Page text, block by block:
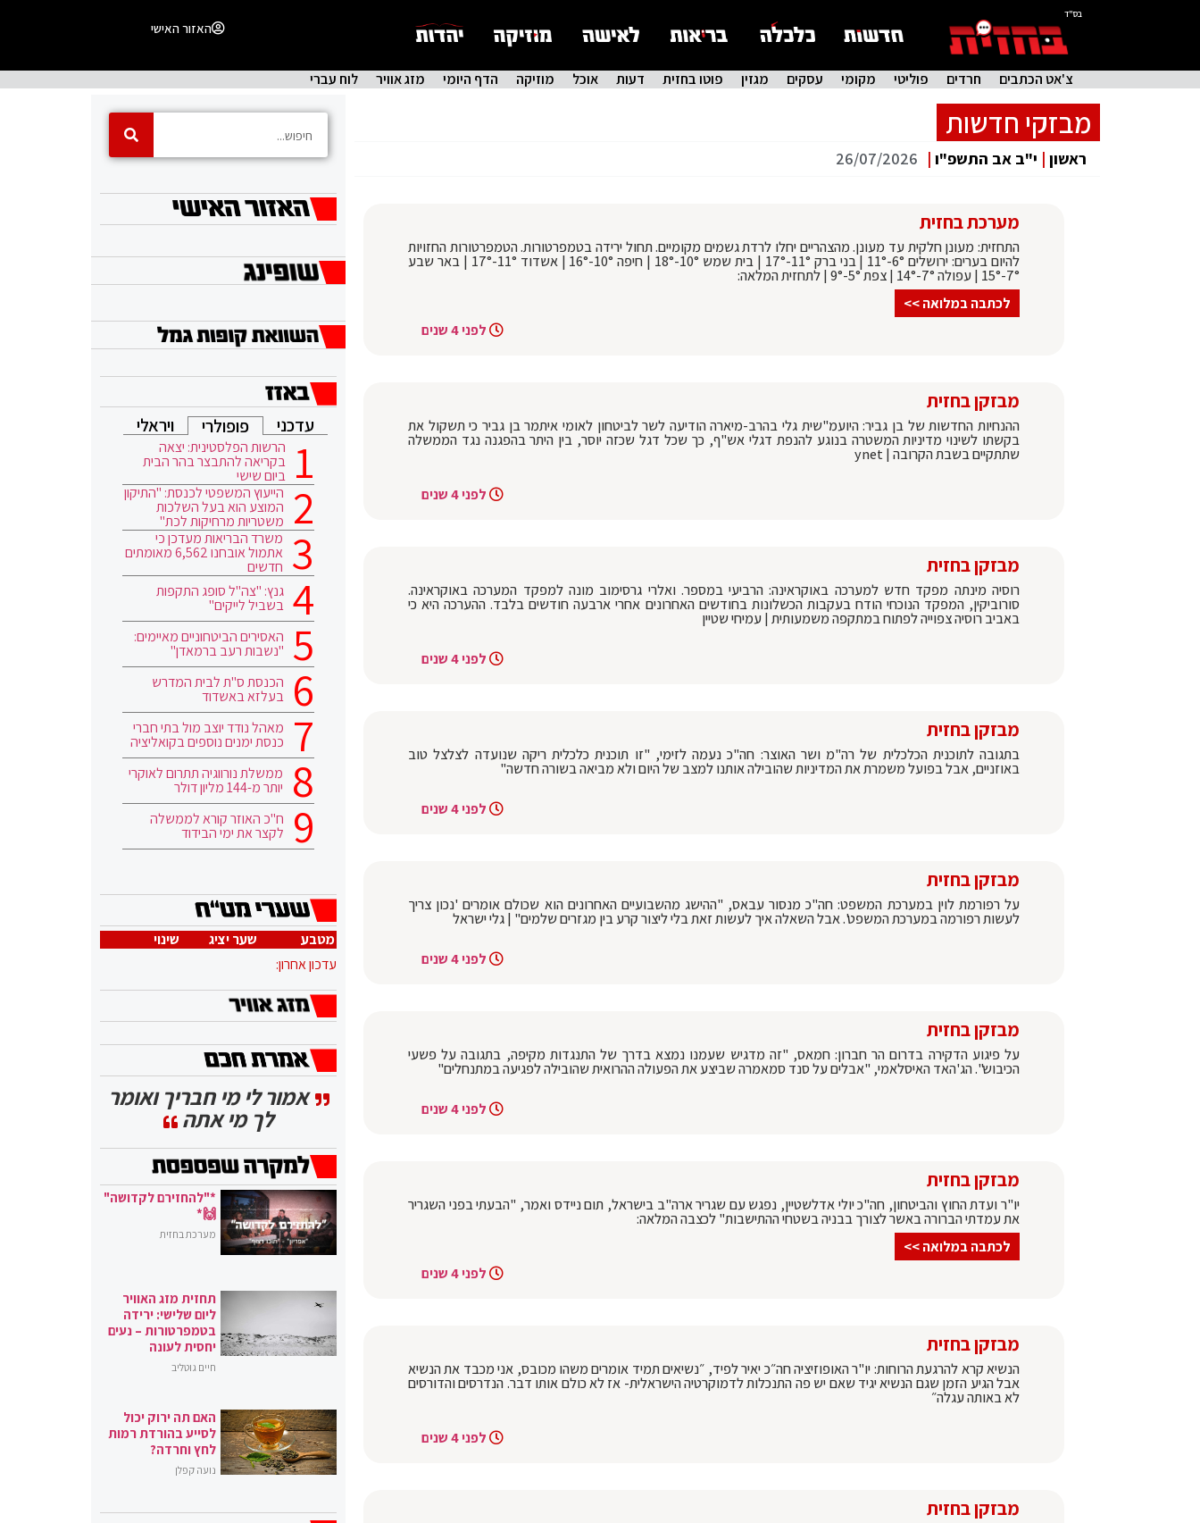
בס"ד
האזור האישי
צ'אט הכתבים חרדים פוליטי מקומי עסקים מגזין פוטו בחזית דעות אוכל מוזיקה הדף היומי מזג אוויר לוח עברי
מבזקי חדשות
ראשון | י"ב אב התשפ"ו |
26/07/2026
מערכת בחזית
התחזית: מעונן חלקית עד מעונן. מהצהריים יחלו לרדת גשמים מקומיים. תחול ירידה בטמפרטורות. הטמפרטורות החזויות
להיום בערים: ירושלים 6°-11° | בני ברק 11°-17° | בית שמש 10°-18° | חיפה 10°-16° | אשדוד 11°-17° | באר שבע
7°-15° | עפולה 7°-14° | צפת 5°-9° | לתחזית המלאה:
לכתבה במלואה >>
לפני 4 שנים
מבזקן בחזית
ההנחיות החדשות של בן גביר: היועמ"שית גלי בהרב-מיארה הודיעה לשר לביטחון לאומי איתמר בן גביר כי תשקול את
בקשתו לשינוי מדיניות המשטרה בנוגע להנפת דגלי אש"ף, כך שכל דגל שכזה יוסר, בין היתר בהפגנה נגד הממשלה
שתתקיים בשבת הקרובה | ynet
לפני 4 שנים
מבזקן בחזית
רוסיה מינתה מפקד חדש למערכה באוקראינה: הרביעי במספר. ואלרי גרסימוב מונה למפקד המערכה באוקראינה.
סורוביקין, המפקד הנוכחי הודח בעקבות הכשלונות בחודשים האחרונים אחרי ארבעה חודשים בלבד. ההערכה היא כי
באביב רוסיה צפוייה לפתוח במתקפה משמעותית | עמיחי שטיין
לפני 4 שנים
מבזקן בחזית
בתגובה לתוכנית הכלכלית של רה"מ ושר האוצר: חה"כ נעמה לזימי, "זו תוכנית כלכלית ריקה שנועדה לצלצל טוב
באוזניים, אבל בפועל משמרת את המדיניות שהובילה אותנו למצב של היום ולא מביאה בשורה חדשה"
לפני 4 שנים
מבזקן בחזית
על רפורמת לוין במערכת המשפט: חה"כ מנסור עבאס, "ההישג מהשבועיים האחרונים הוא שכולם אומרים 'נכון צריך
לעשות רפורמה במערכת המשפט'. אבל השאלה איך לעשות זאת בלי ליצור קרע בין מגזרים שלמים" | גלי ישראל
לפני 4 שנים
מבזקן בחזית
על פיגוע הדקירה בדרום הר חברון: חמאס, "זה מדגיש שעמנו נמצא בדרך של התנגדות מקיפה, בתגובה על פשעי
הכיבוש". הג'האד האיסלאמי, "אבלים על סנד סמאמרה שביצע את הפעולה ההרואית שהובילה לפגיעה במתנחלים"
לפני 4 שנים
מבזקן בחזית
יו"ר ועדת החוץ והביטחון, חה"כ יולי אדלשטיין, נפגש עם שגריר ארה"ב בישראל, תום ניידס ואמר, "הבעתי בפני השגריר
את עמדתי הברורה באשר לצורך בבניה בשטחי ההתישבות" לכצבה המלאה:
לכתבה במלואה >>
לפני 4 שנים
מבזקן בחזית
הנשיא קרא להרגעת הרוחות: יו"ר האופוזיציה חה״כ יאיר לפיד, ״נשיאים תמיד אומרים משהו מכובס, אני מכבד את הנשיא
אבל הגיע הזמן שגם הנשיא יגיד שאם יש פה התנכלות לדמוקרטיה הישראלית- אז לא כולם אותו דבר. הנדרסים והדורסים
לא באותה עגלה״
לפני 4 שנים
מבזקן בחזית
עדכני פופולרי ויראלי
הרשות הפלסטינית: יצאה
בקריאה להתבצר בהר הבית
ביום שישי
הייעוץ המשפטי לכנסת: "התיקון
המוצע הוא בעל השלכות
משטריות מרחיקות לכת"
משרד הבריאות מעדכן כי
אתמול אובחנו 6,562 מאומתים
חדשים
גנץ: "צה"ל סופג התקפות
בשביל לייקים"
האסירים הביטחוניים מאיימים:
"נשבות רעב ברמאדן"
הכנסת ס"ת לבית המדרש
בעלזא באשדוד
מאהל נודד יוצב מול בתי חברי
כנסת ימנים נוספים בקואליציה
ממשלת נורווגיה תתרום לאוקרי
יותר מ-144 מליון דולר
ח"כ האוזר קורא לממשלה
לקצר את ימי הבידוד
מטבע שער יציג
שינוי
עדכון אחרון:
אמור לי מי חבריך ואומר
לך מי אתה
*"להחזירם לקדושה"
🙌*
מערכת בחזית
תחזית מזג האוויר
ליום שלישי: ירידה
בטמפרטורות – נעים
יחסית לעונה
חיים גוטליב
האם תה ירוק יכול
לסייע בהורדת רמות
לחץ וחרדה?
נועה קפלן